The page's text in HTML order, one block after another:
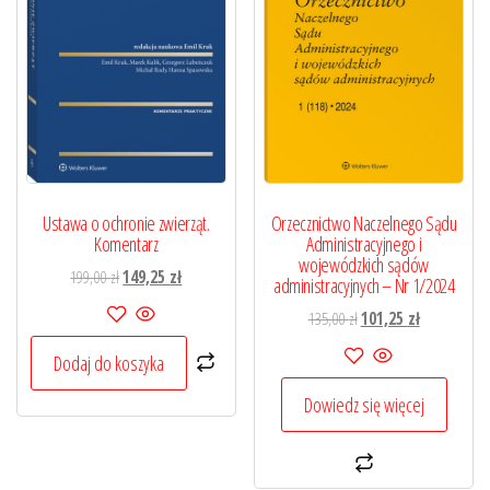
Ustawa o ochronie zwierząt.
Komentarz
199,00złPierwotna
cena
wynosiła:
199,00 zł.
149,25 złAktualna
149,25 zł.
Dodaj do koszyka
Orzecznictwo Naczelnego Sądu
Administracyjnego i
wojewódzkich sądów
administracyjnych – Nr 1/2024
135,00złPierwotna
cena
wynosiła:
135,00 zł.
101,25 złAktualna
101,25 zł.
Dowiedz się więcej